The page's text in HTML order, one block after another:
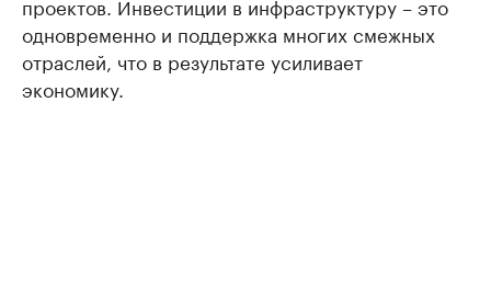
одновременно и поддержка многих смежных
отраслей, что в результате усиливает
экономику.